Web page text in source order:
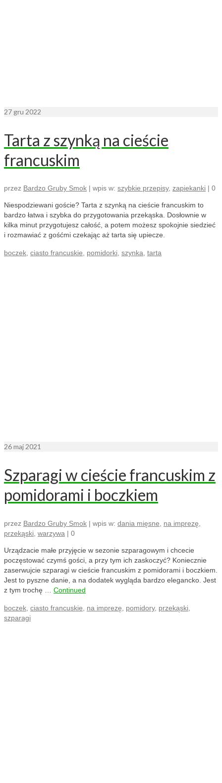
27 gru 2022
Tarta z szynką na cieście
francuskim
przez Bardzo Gruby Smok | wpis w: szybkie przepisy, zapiekanki | 0
Niespodziewani goście? Tarta z szynką na cieście francuskim to
bardzo łatwa i szybka do przygotowania przekąska. Dosłownie w
kilka minut przygotujesz całość, a potem możesz spokojnie siedzieć
i rozmawiać z gośćmi czekając aż tarta się upiecze.
boczek, ciasto francuskie, pomidorki, szynka, tarta
26maj 2021
Szparagi w cieście francuskim z
pomidorami i boczkiem
przez Bardzo Gruby Smok | wpis w: dania mięsne na imprezę
przekąski warzywa | 0
Urządzacie małe przyjęcie w sezonie szparagowym i chcecie
poczęstować czymś gości, a przy tym ich zaskoczyć? Koniecznie
zaserwujcie szparagi w cieście francuskim z pomidorami i boczkiem.
Jest to pyszne danie, a na dodatek wygląda bardzo elegancko. Jest
z tym trochę … Continued
boczek ciasto francuskie na imprezę pomidory, przekąski
szparagi